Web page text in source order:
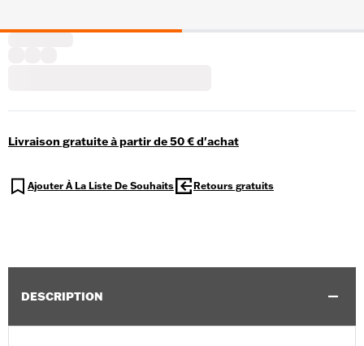
Livraison gratuite à partir de 50 € d'achat
Ajouter À La Liste De Souhaits Retours gratuits
DESCRIPTION